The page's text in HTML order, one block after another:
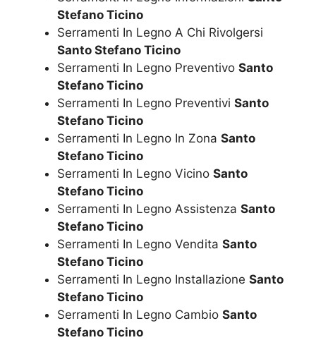
Stefano Ticino
Serramenti In Legno A Chi Rivolgersi
Santo Stefano Ticino
Serramenti In Legno Preventivo Santo
Stefano Ticino
Serramenti In Legno Preventivi Santo
Stefano Ticino
Serramenti In Legno In Zona Santo
Stefano Ticino
Serramenti In Legno Vicino Santo
Stefano Ticino
Serramenti In Legno Assistenza Santo
Stefano Ticino
Serramenti In Legno Vendita Santo
Stefano Ticino
Serramenti In Legno Installazione Santo
Stefano Ticino
Serramenti In Legno Cambio Santo
Stefano Ticino